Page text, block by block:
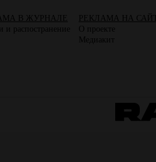
В ЖУРНАЛЕ
и распостранение
РЕКЛАМА НА
О проекте
Медиакит